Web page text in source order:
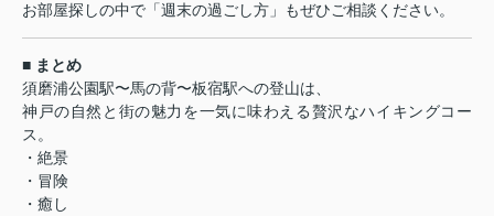
お部屋探しの中で「週末の過ごし方」もぜひご相談ください。
■ まとめ
須磨浦公園駅〜馬の背〜板宿駅への登山は、
神戸の自然と街の魅力を一気に味わえる贅沢なハイキングコー
ス。
・絶景
・冒険
・癒し